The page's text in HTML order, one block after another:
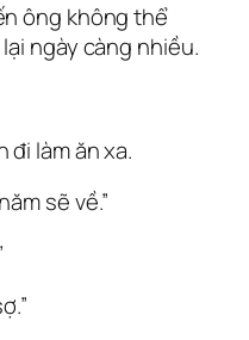
ông không thể
ngày càng nhiều.
làm ăn xa.
sẽ về.”